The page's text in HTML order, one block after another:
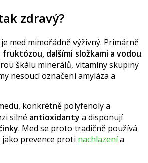
zdravý?
med mimořádně výživný. Primárně
fruktózou, dalšími složkami a vodou.
škálu minerálů, vitamíny skupiny
nesoucí označení amyláza a
konkrétně polyfenoly a
silné antioxidanty a disponují
. Med se proto tradičně používá
prevence proti nachlazenía